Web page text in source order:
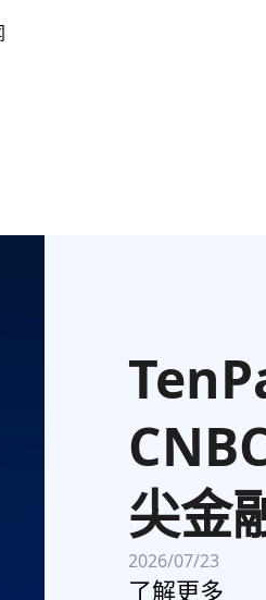
尖金
2026/07/23
了解更多